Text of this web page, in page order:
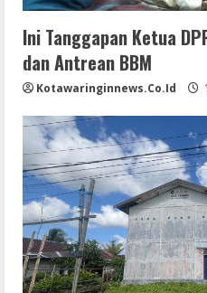
Ini Tanggapan Ketua
dan Antrean BBM
Kotawaringinnews.co.id